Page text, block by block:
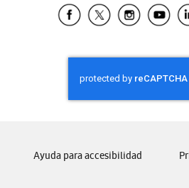
Samsung El
Samsung
Samsung
Samsung
Samsung
Ayuda para accesibilidad